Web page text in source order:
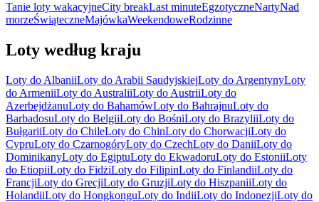
Tanie loty wakacyjneCity breakLast minuteEgzotyczneNartyNad
morzeŚwiąteczneMajówkaWeekendoweRodzinne
Loty według kraju
Loty do AlbaniiLoty do Arabii SaudyjskiejLoty do ArgentynyLoty
do ArmeniiLoty do AustraliiLoty do AustriiLoty do
AzerbejdżanuLoty do BahamówLoty do BahrajnuLoty do
BarbadosuLoty do BelgiiLoty do BośniLoty do BrazyliiLoty do
BułgariiLoty do ChileLoty do ChinLoty do ChorwacjiLoty do
CypruLoty do CzarnogóryLoty do CzechLoty do DaniiLoty do
DominikanyLoty do EgiptuLoty do EkwadoruLoty do EstoniiLoty
do EtiopiiLoty do FidżiLoty do FilipinLoty do FinlandiiLoty do
FrancjiLoty do GrecjiLoty do GruzjiLoty do HiszpaniiLoty do
HolandiiLoty do HongkonguLoty do IndiiLoty do IndonezjiLoty do